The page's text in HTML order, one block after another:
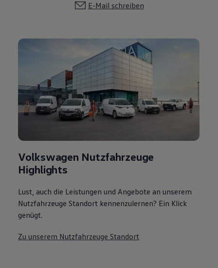
E-Mail schreiben
Volkswagen Nutzfahrzeuge
Highlights
Lust, auch die Leistungen und Angebote an unserem
Nutzfahrzeuge Standort kennenzulernen? Ein Klick
genügt.
Zu unserem Nutzfahrzeuge Standort